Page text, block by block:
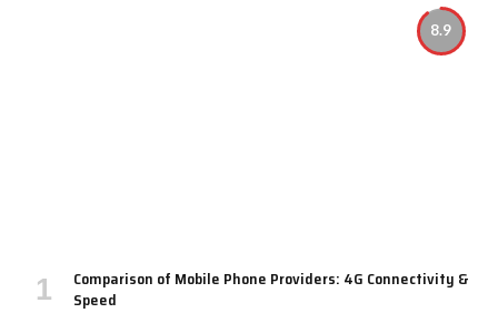
8.9
Comparison of Mobile Phone Providers: 4G Connectivity &
Speed